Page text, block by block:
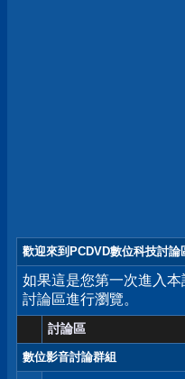
歡迎來到PCDVD數位科技討論
如果這是您第一次進入
討論區進行瀏覽。
討論區
數位影音討論群組